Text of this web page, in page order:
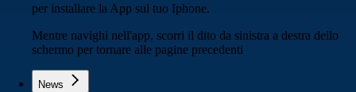
per installare la App sul tuo Iphone.
Mentre navighi nell'app, scorri il dito da sinistra a destra dello
schermo per tornare alle pagine precedenti
News